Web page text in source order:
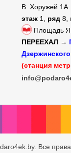
В. Хоружей 1А
этаж 1, ряд 8,
Площадь
ПЕРЕЕХАЛ →
(станция
Все